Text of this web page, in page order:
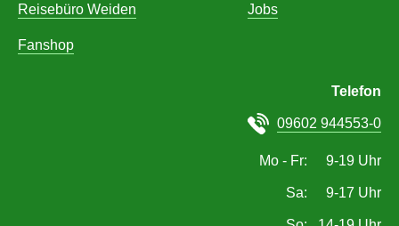
Reisebüro Weiden
Fanshop
Jobs
Telefon
09602 944553-0
Mo - Fr: 9-19 Uhr
Sa: 9-17 Uhr